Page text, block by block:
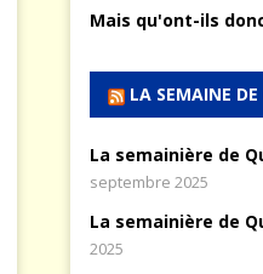
Mais qu'ont-ils
LA SEMAINE
La semainière de
septembre 2025
La semainière de
2025